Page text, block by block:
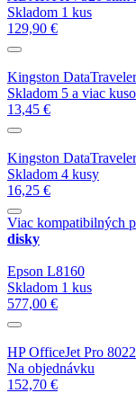
Skladom 1 kus
129,90 €
Kingston
Skladom 5 a viac
13,45 €
Kingston
Skladom 4 kusy
16,25 €
Viac kompatibilných
disky
Epson L8160
Skladom 1 kus
577,00 €
HP OfficeJet Pro
Na objednávku
152,70 €